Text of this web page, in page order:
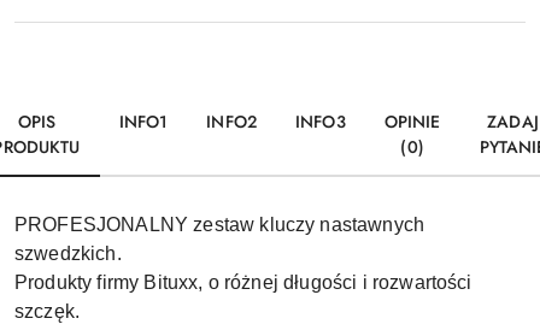
OPIS
INFO1 INFO2 INFO3
OPINIE
(0)
ZADAJ
PROFESJONALNY zestaw kluczy nastawnych
szwedzkich.
Produkty firmy Bituxx, o różnej długości i rozwartości
szczęk.